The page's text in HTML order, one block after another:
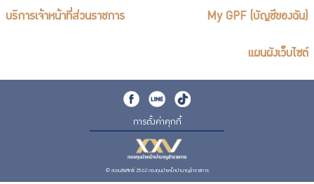
บริการเจ้าหน้าที่ส่วนราชการ My GPF (บัญชีของฉัน)
แผนผังเว็บไซต์
การตั้งค่าคุกกี้
© สงวนลิขสิทธิ์ 2562 กองทุนบำเหน็จบำนาญข้าราชการ